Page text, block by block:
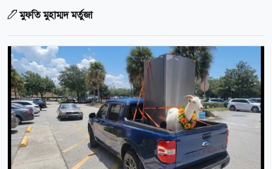
মুফতি মুহাম্মদ মর্তুজা